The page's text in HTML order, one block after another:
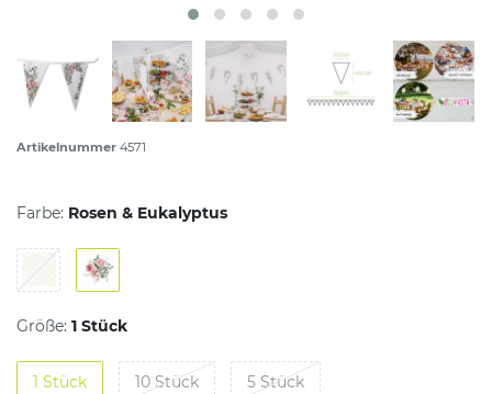
Artikelnummer 4571
Farbe: Rosen & Eukalyptus
Größe: 1 Stück
1 Stück 10 Stück 5 Stück